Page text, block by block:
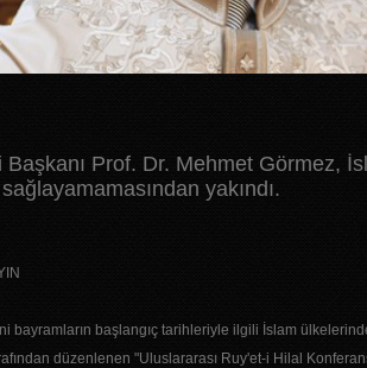
Başkanı Prof. Dr. Mehmet Görmez,
yakındı.
bayramların başlangıç tarihleriyle ilgili İslam
düzenlenen "Uluslararası Ruy'et-i Hilal